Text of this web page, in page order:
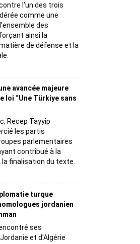
l'un des trois
comme une
des
ainsi la
de défense et la
avancée majeure
loi “Une Türkiye sans
Recep Tayyip
les partis
parlementaires
contribué à la
finalisation du texte.
turque
jordanien
ses
et d'Algérie